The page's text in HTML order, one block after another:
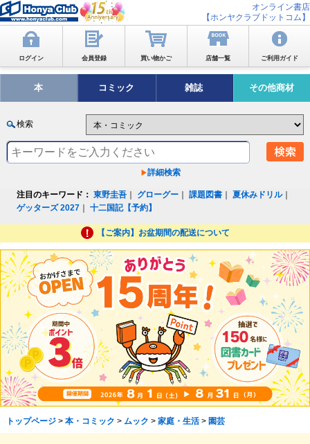
オンライン書店
【ホンヤクラブドットコム】
ログイン 会員登録 買い物かご 店舗一覧 ご利用ガイド
本 コミック 雑誌 その他商材
検索
詳細検索
注目のキーワード： 東野圭吾 グローグー ｜課題図書 ｜夏休みドリル｜
ゲッターズ 2027 ｜十二国記【予約】
【ご案内】お盆期間の配送について
トップページ> 本・コミック > ムック > 家庭・生活> 園芸